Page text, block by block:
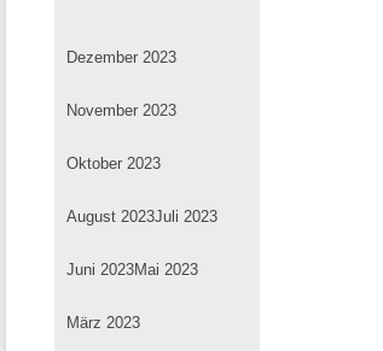
Dezember 2023
November 2023
Oktober 2023
August 2023Juli 2023
Juni 2023Mai 2023
März 2023